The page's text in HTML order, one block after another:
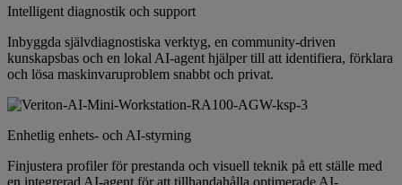
Intelligent diagnostik och support
Inbyggda självdiagnostiska verktyg, en community-driven
kunskapsbas och en lokal AI-agent hjälper till att identifiera, förklara
och lösa maskinvaruproblem snabbt och privat.
Enhetlig enhets- och AI-styrning
Finjustera profiler för prestanda och visuell teknik på ett ställe med
en integrerad AI-agent för att tillhandahålla optimerade AI-